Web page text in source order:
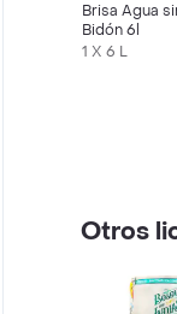
Brisa Agua
Bidón 6l
1 X 6 L
Otros